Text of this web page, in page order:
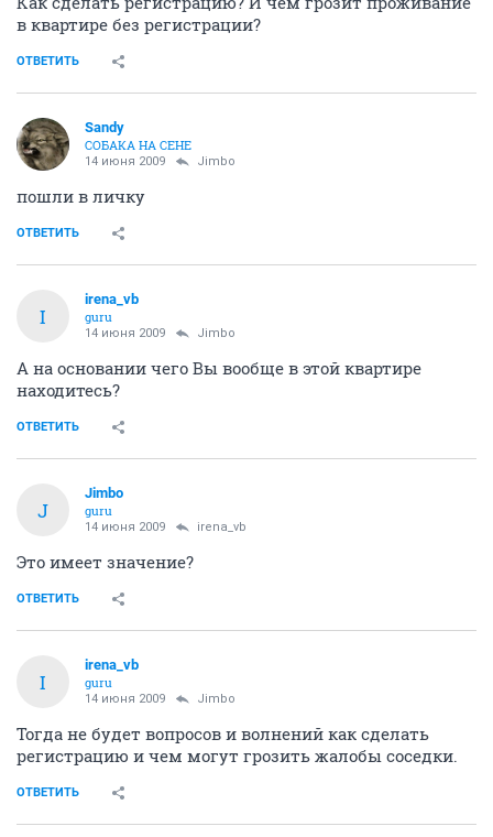
в квартире без регистрации?
ОТВЕТИТЬ
Sandy
СОБАКА НА СЕНЕ
14 июня 2009 Jimbo
пошли в личку
ОТВЕТИТЬ
I
irena_vb
guru
14 июня 2009 Jimbo
А на основании чего Вы вообще в этой квартире
находитесь?
ОТВЕТИТЬ
J
Jimbo
guru
14 июня 2009 irena_vb
Это имеет значение?
ОТВЕТИТЬ
I
irena_vb
guru
14 июня 2009 Jimbo
Тогда не будет вопросов и волнений как сделать
регистрацию и чем могут грозить жалобы соседки.
ОТВЕТИТЬ